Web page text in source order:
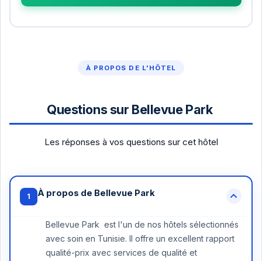
À PROPOS DE L'HÔTEL
Questions sur Bellevue Park
Les réponses à vos questions sur cet hôtel
1 À propos de Bellevue Park
Bellevue Park est l'un de nos hôtels sélectionnés
avec soin en Tunisie. Il offre un excellent rapport
qualité-prix avec services de qualité et